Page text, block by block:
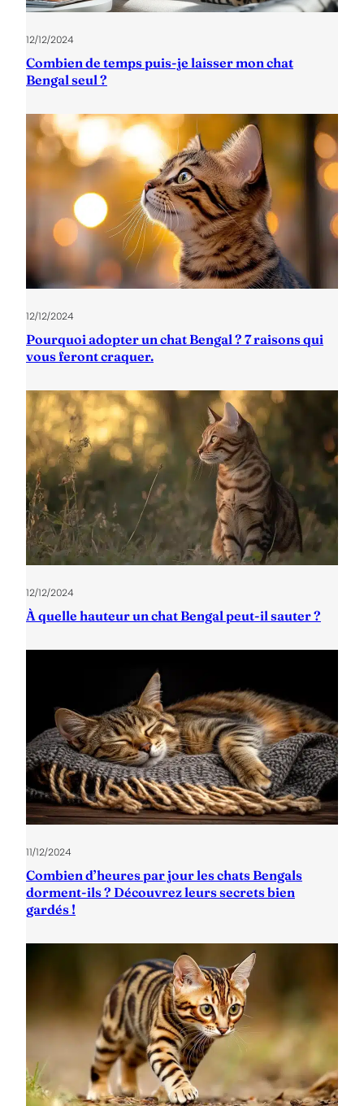
12/12/2024
Combien de temps puis-je laisser mon chat
Bengal seul ?
12/12/2024
Pourquoi adopter un chat Bengal ? 7 raisons qui
vous feront craquer.
12/12/2024
À quelle hauteur un chat Bengal peut-il sauter ?
11/12/2024
Combien d’heures par jour les chats Bengals
dorment-ils ? Découvrez leurs secrets bien
gardés !